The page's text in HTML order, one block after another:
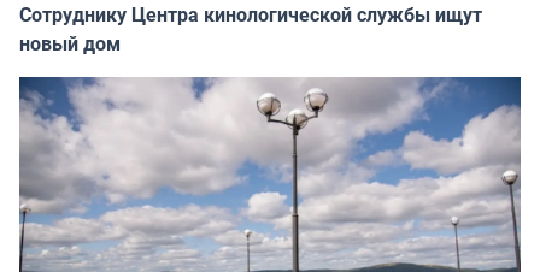
Сотруднику Центра кинологической службы ищут
новый дом